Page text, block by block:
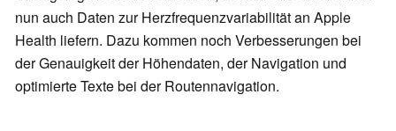
nun auch Daten zur Herzfrequenzvariabilität an Apple
Health liefern. Dazu kommen noch Verbesserungen bei
der Genauigkeit der Höhendaten, der Navigation und
optimierte Texte bei der Routennavigation.